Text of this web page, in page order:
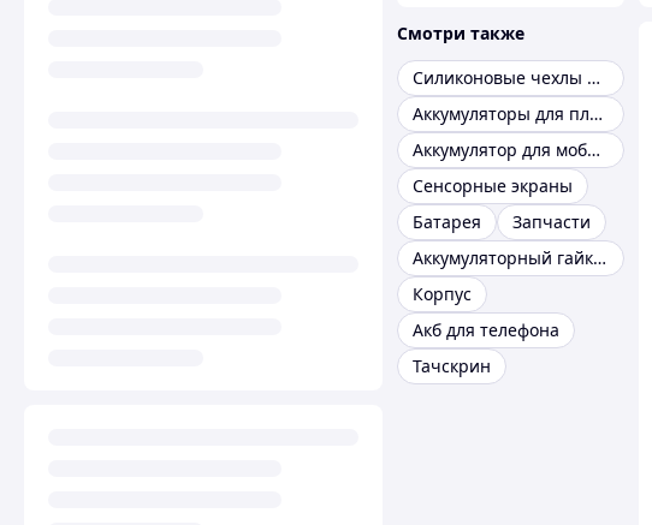
Смотри также
Силиконовые чехлы бампер
Аккумуляторы для планшетов
Аккумулятор для мобильного телефона
Сенсорные экраны
Батарея
Запчаcти
Аккумуляторный гайковерты
Корпус
Акб для телефона
Тачскрин